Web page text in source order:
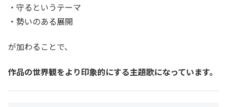
・守るというテーマ
・勢いのある展開
が加わることで、
作品の世界観をより印象的にする主題歌になっています。